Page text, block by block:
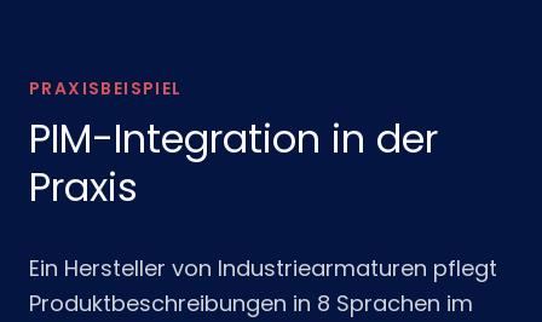
PRAXISBEISPIEL
PIM-Integration in der
Praxis
Ein Hersteller von Industriearmaturen pflegt
Produktbeschreibungen in 8 Sprachen im